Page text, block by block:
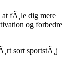
fÃ¸le dig mere
og forbedre